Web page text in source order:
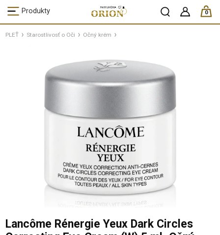
Produkty 0
ks /
PLEŤ Starostlivosť o Oči Očný krém
Lancôme Rénergie Yeux Dark Circles